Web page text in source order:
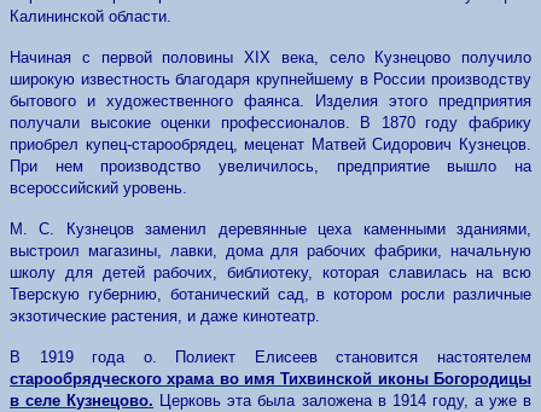
Калининской области.
Начиная с первой половины XIX века, село Кузнецово получило
широкую известность благодаря крупнейшему в России производству
бытового и художественного фаянса. Изделия этого предприятия
получали высокие оценки профессионалов. В 1870 году фабрику
приобрел купец-старообрядец, меценат Матвей Сидорович Кузнецов.
При нем производство увеличилось, предприятие вышло на
всероссийский уровень.
М. С. Кузнецов заменил деревянные цеха каменными зданиями,
выстроил магазины, лавки, дома для рабочих фабрики, начальную
школу для детей рабочих, библиотеку, которая славилась на всю
Тверскую губернию, ботанический сад, в котором росли различные
экзотические растения, и даже кинотеатр.
В 1919 года о. Полиект Елисеев становится настоятелем
старообрядческого храма во имя Тихвинской иконы Богородицы
в селе Кузнецово. Церковь эта была заложена в 1914 году, а уже в